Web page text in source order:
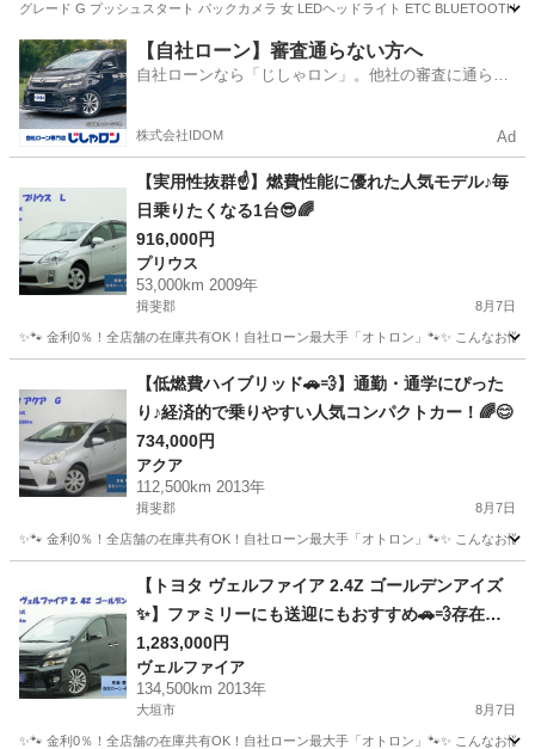
グレード G プッシュスタート パックカメラ 女 LEDヘッドライト ETC BLUETOOTH
岐阜 安八郡 烏江駅 アクア BLUETOOTH
【自社ローン】審査通らない方へ
自社ローンなら「じしゃロン」。他社の審査に通らな
株式会社IDOM Ad
【実用性抜群☝️】燃費性能に優れた人気モデル♪毎
日乗りたくなる1台😎🌈
916,000円
プリウス
53,000km 2009年
揖斐郡 8月7日
✨🐾 金利0％！全店舗の在庫共有OK！自社ローン最大手「オトロン」🐾✨ こんなお
プリウス
【低燃費ハイブリッド🚗💨】通勤・通学にぴった
り♪経済的で乗りやすい人気コンパクトカー！🌈😊
734,000円
アクア
112,500km 2013年
揖斐郡 8月7日
✨🐾 金利0％！全店舗の在庫共有OK！自社ローン最大手「オトロン」🐾✨ こんなお
アクア
【トヨタ ヴェルファイア 2.4Z ゴールデンアイズ
✨】ファミリーにも送迎にもおすすめ🚗💨存在感
抜群の1台♪
1,283,000円
ヴェルファイア
134,500km 2013年
大垣市 8月7日
✨🐾 金利0％！全店舗の在庫共有OK！自社ローン最大手「オトロン」🐾✨ こんなお